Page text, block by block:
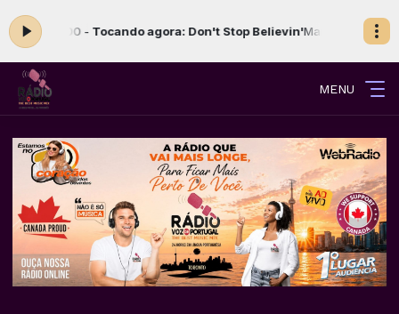
às 09:00 -Tocando agora: Don't Stop Believin'Manhã de
MENU